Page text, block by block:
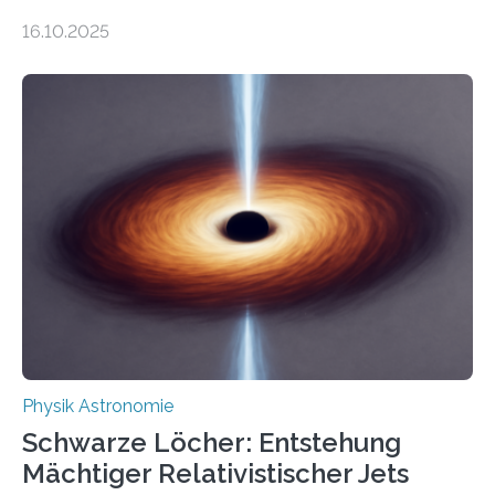
Größenordnung von Atomen gilt, deren physikalische
Quantenmotoren voranbringen. Das
Wissenschaftsjournal Science Advances veröffentlichte
die Herleitung. (DOI: 10.1126/sciadv.adw8462)
Verbrennungsmotoren oder Dampfturbinen sind
Wärmekraftmaschinen: Sie wandeln thermische
Energie in mechanische Bewegung um – oder anders
ausgedrückt, Wärme in Bewegung. In
quantenmechanischen Experimenten ist es in den…
16.10.2025
Physik Astronomie
Schwarze Löcher: Entstehung
Mächtiger Relativistischer Jets